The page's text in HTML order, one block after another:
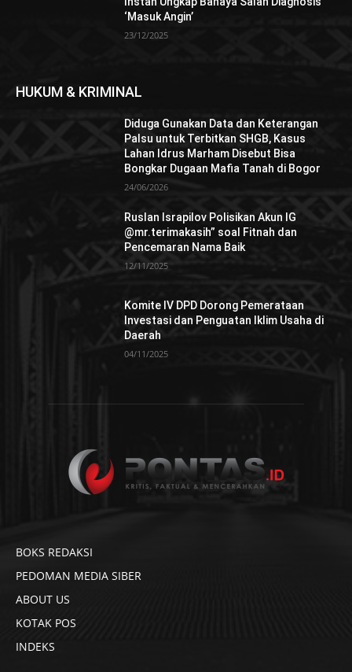
‘Masuk Angin’
23/12/2025
HUKUM & KRIMINAL
Diduga Gunakan Data dan Keterangan
Palsu untuk Terbitkan SHGB, Kasus
Lahan Idrus Marham Disebut Bisa
Bongkar Dugaan Mafia Tanah di Bogor
24/06/2026
Ruslan Israpilov Polisikan Akun IG
@mr.terimakasih” soal Fitnah dan
Pencemaran Nama Baik
12/11/2025
Komite IV DPD Dorong Pemerataan
Investasi dan Penguatan Iklim Usaha di
Daerah
04/11/2025
BOKS REDAKSI
PEDOMAN MEDIA SIBER
ABOUT US
KOTAK POS
INDEKS